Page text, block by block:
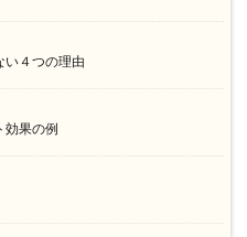
い４つの理由
効果の例